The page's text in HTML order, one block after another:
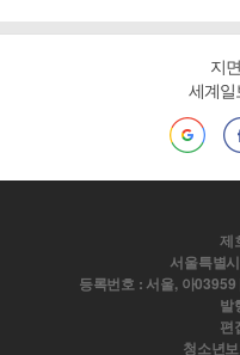
지
세계일
제
서울특별
등록번호 : 서울, 아
발
편
청소년